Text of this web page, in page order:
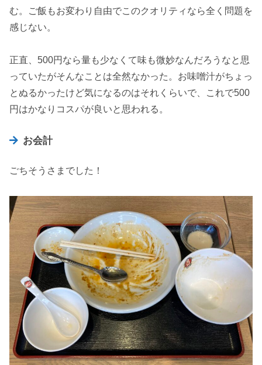
む。ご飯もお変わり自由でこのクオリティなら全く問題を
感じない。
正直、500円なら量も少なくて味も微妙なんだろうなと思
っていたがそんなことは全然なかった。お味噌汁がちょっ
とぬるかったけど気になるのはそれくらいで、これで500
円はかなりコスパが良いと思われる。
お会計
ごちそうさまでした！